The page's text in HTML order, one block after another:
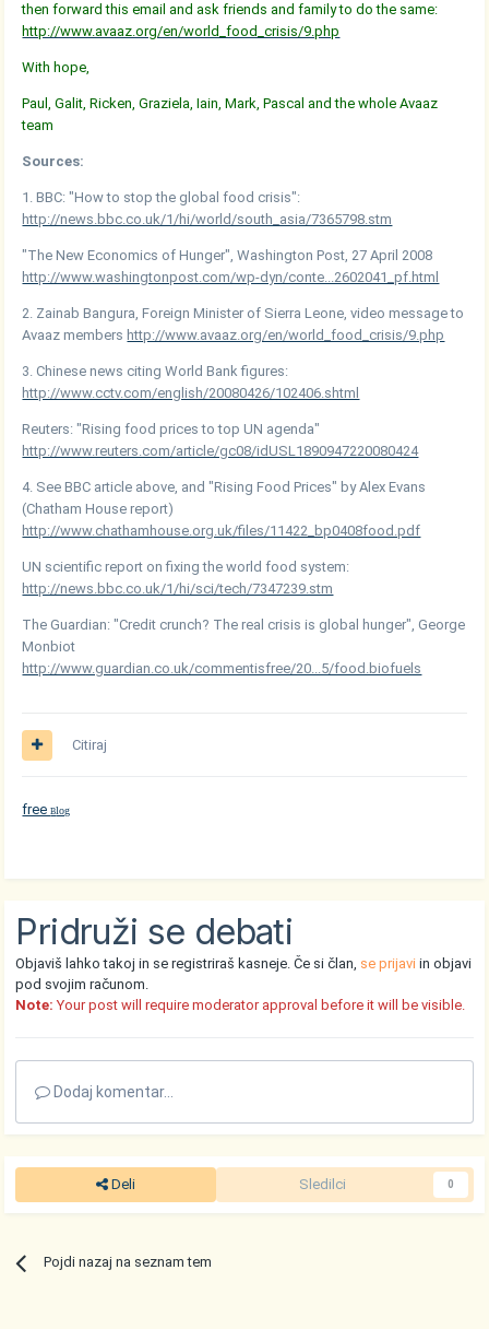
then forward this email and ask friends and family to do the same:
http://www.avaaz.org/en/world_food_crisis/9.php
With hope,
Paul, Galit, Ricken, Graziela, Iain, Mark, Pascal and the whole Avaaz
team
Sources:
1. BBC: "How to stop the global food crisis":
http://news.bbc.co.uk/1/hi/world/south_asia/7365798.stm
"The New Economics of Hunger", Washington Post, 27 April 2008
http://www.washingtonpost.com/wp-dyn/conte...2602041_pf.html
2. Zainab Bangura, Foreign Minister of Sierra Leone, video message to
Avaaz members http://www.avaaz.org/en/world_food_crisis/9.php
3. Chinese news citing World Bank figures:
http://www.cctv.com/english/20080426/102406.shtml
Reuters: "Rising food prices to top UN agenda"
http://www.reuters.com/article/gc08/idUSL1890947220080424
4. See BBC article above, and "Rising Food Prices" by Alex Evans
(Chatham House report)
http://www.chathamhouse.org.uk/files/11422_bp0408food.pdf
UN scientific report on fixing the world food system:
http://news.bbc.co.uk/1/hi/sci/tech/7347239.stm
The Guardian: "Credit crunch? The real crisis is global hunger", George
Monbiot
http://www.guardian.co.uk/commentisfree/20...5/food.biofuels
Citiraj
freeBlog
Pridruži se debati
Objaviš lahko takoj in se registriraš kasneje. Če si član, se prijavi in objavi
pod svojim računom.
Note: Your post will require moderator approval before it will be visible.
Dodaj komentar...
Deli Sledilci 0
Pojdi nazaj na seznam tem